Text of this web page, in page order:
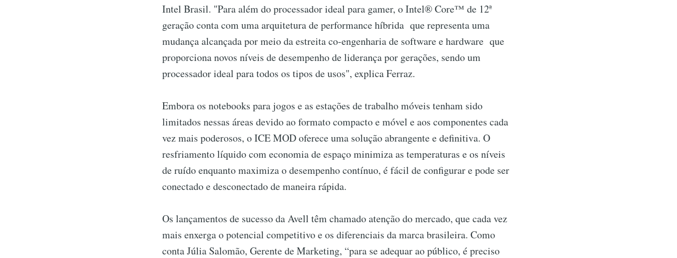
Intel Brasil. "Para além do processador ideal para gamer, o Intel® Core™ de 12ª
geração conta com uma arquitetura de performance híbrida que representa uma
mudança alcançada por meio da estreita co-engenharia de software e hardware que
proporciona novos níveis de desempenho de liderança por gerações, sendo um
processador ideal para todos os tipos de usos", explica Ferraz.
Embora os notebooks para jogos e as estações de trabalho móveis tenham sido
limitados nessas áreas devido ao formato compacto e móvel e aos componentes cada
vez mais poderosos, o ICE MOD oferece uma solução abrangente e definitiva. O
resfriamento líquido com economia de espaço minimiza as temperaturas e os níveis
de ruído enquanto maximiza o desempenho contínuo, é fácil de configurar e pode ser
conectado e desconectado de maneira rápida.
Os lançamentos de sucesso da Avell têm chamado atenção do mercado, que cada vez
mais enxerga o potencial competitivo e os diferenciais da marca brasileira. Como
conta Júlia Salomão, Gerente de Marketing, “para se adequar ao público, é preciso